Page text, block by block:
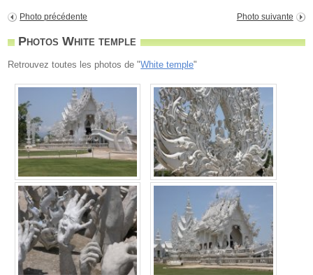
Photo précédente Photo suivante
Photos White temple
Retrouvez toutes les photos de "White temple"